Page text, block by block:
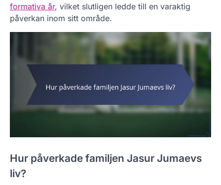
formativa år, vilket slutligen ledde till en varaktig
påverkan inom sitt område.
Hur påverkade familjen Jasur Jumaevs
liv?